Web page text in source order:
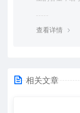
查看详情
相关文章